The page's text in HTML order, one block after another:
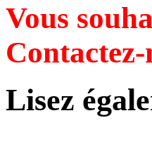
Vous
Lisez